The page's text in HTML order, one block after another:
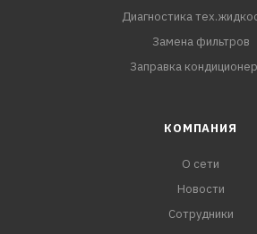
Диагностика
Замена фильтров
Заправка
КОМПАНИЯ
О сети
Новости
Сотрудники